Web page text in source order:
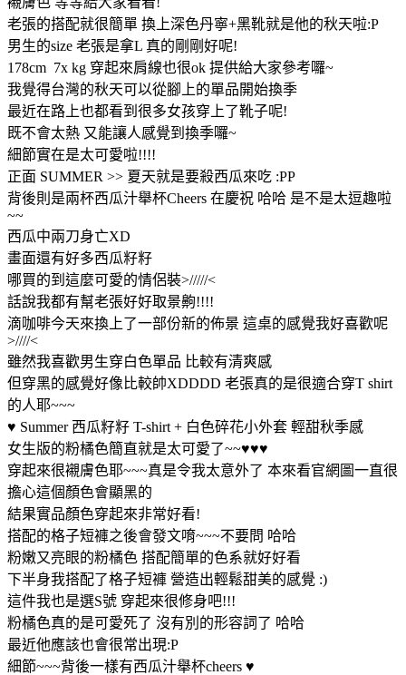
老張的搭配就很簡單 換上深色丹寧+黑靴就是他的秋天啦:P
男生的size 老張是拿L 真的剛剛好呢!
178cm 7x kg 穿起來肩線也很ok 提供給大家參考囉~
我覺得台灣的秋天可以從腳上的單品開始換季
最近在路上也都看到很多女孩穿上了靴子呢!
既不會太熱 又能讓人感覺到換季囉~
細節實在是太可愛啦!!!!
正面 SUMMER >> 夏天就是要殺西瓜來吃 :PP
背後則是兩杯西瓜汁舉杯Cheers 在慶祝 哈哈 是不是太逗趣啦
~~
西瓜中兩刀身亡XD
畫面還有好多西瓜籽籽
哪買的到這麼可愛的情侶裝>/////<
話說我都有幫老張好好取景齁!!!!
滴咖啡今天來換上了一部份新的佈景 這桌的感覺我好喜歡呢
>////<
雖然我喜歡男生穿白色單品 比較有清爽感
但穿黑的感覺好像比較帥XDDDD 老張真的是很適合穿T shirt
的人耶~~~
♥ Summer 西瓜籽籽 T-shirt + 白色碎花小外套 輕甜秋季感
女生版的粉橘色簡直就是太可愛了~~♥♥♥
穿起來很襯膚色耶~~~真是令我太意外了 本來看官網圖一直很
擔心這個顏色會顯黑的
結果實品顏色穿起來非常好看!
搭配的格子短褲之後會發文唷~~~不要問 哈哈
粉嫩又亮眼的粉橘色 搭配簡單的色系就好好看
下半身我搭配了格子短褲 營造出輕鬆甜美的感覺 :)
這件我也是選S號 穿起來很修身吧!!!
粉橘色真的是可愛死了 沒有別的形容詞了 哈哈
最近他應該也會很常出現:P
細節~~~背後一樣有西瓜汁舉杯cheers ♥